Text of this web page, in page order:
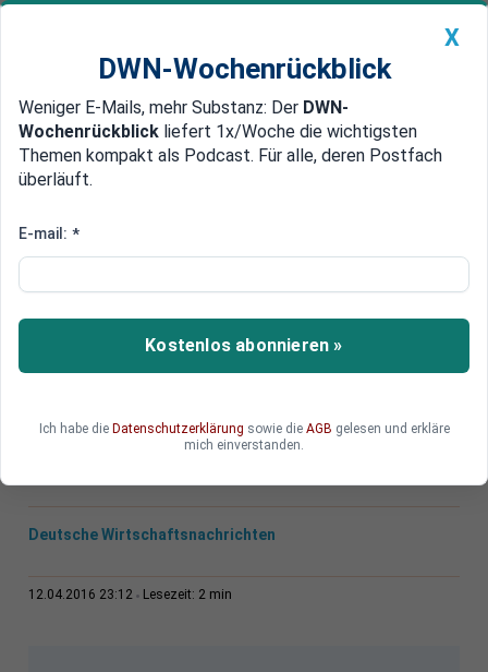
Newsticker MEIN DWN: Geldanlage Premium
Edelmetalle DWN-Magazin China
Aus in Champions League
VfL Wolfsburg verliert bei Real
Madrid 0:3
Der VfL Wolfsburg hat es nicht geschafft. Das
Niedersachsen sind damit ausgeschieden.
Deutsche Wirtschaftsnachrichten
12.04.2016 23:12 Lesezeit: 2 min
X
DWN-Wochenrückblick
Weniger E-Mails, mehr Substanz: Der DWN-
Wochenrückblick liefert 1x/Woche die wichtigsten
Themen kompakt als Podcast. Für alle, deren Postfach
überläuft.
E-mail: *
Kostenlos abonnieren »
Ich habe die Datenschutzerklärung sowie die AGB gelesen und erkläre
mich einverstanden.